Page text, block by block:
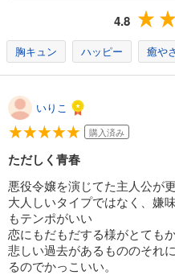
4.8
胸キュン ハッピー 癒や
いりこ
購入済み
ただしく青春
悪役令嬢を演じてた主人公が
大人しいタイプではなく、嫌
もテンポがいい
恋にもだもだする様がとてもか
悲しい過去があるもののそれ
るのでかっこいい。